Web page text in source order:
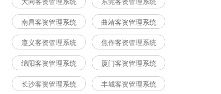
南昌客资管理系统 曲靖客资管理系统
遵义客资管理系统 焦作客资管理系统
绵阳客资管理系统 厦门客资管理系统
长沙客资管理系统 丰城客资管理系统